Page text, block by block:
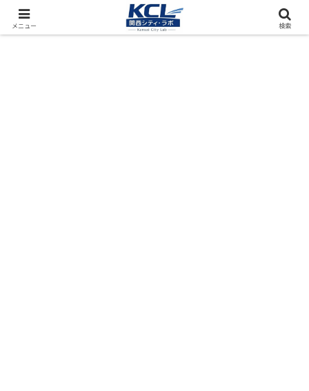
都市再開発をフィールド調査（累計アクセス数4000万PV）
メニュー 検索